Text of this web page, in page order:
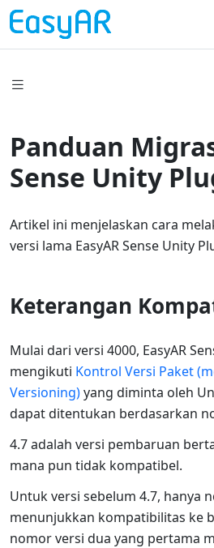
Panduan
Sense Unity
Artikel ini menjelaskan cara
versi lama EasyAR Sense Unity
Keterangan
Mulai dari versi 4000, EasyAR
mengikuti Kontrol Versi Paket
Versioning)yang diminta oleh
dapat ditentukan berdasarkan
4.7 adalah versi pembaruan
mana pun tidak kompatibel.
Untuk versi sebelum 4.7, hanya
menunjukkan kompatibilitas ke
nomor versi dua yang pertama